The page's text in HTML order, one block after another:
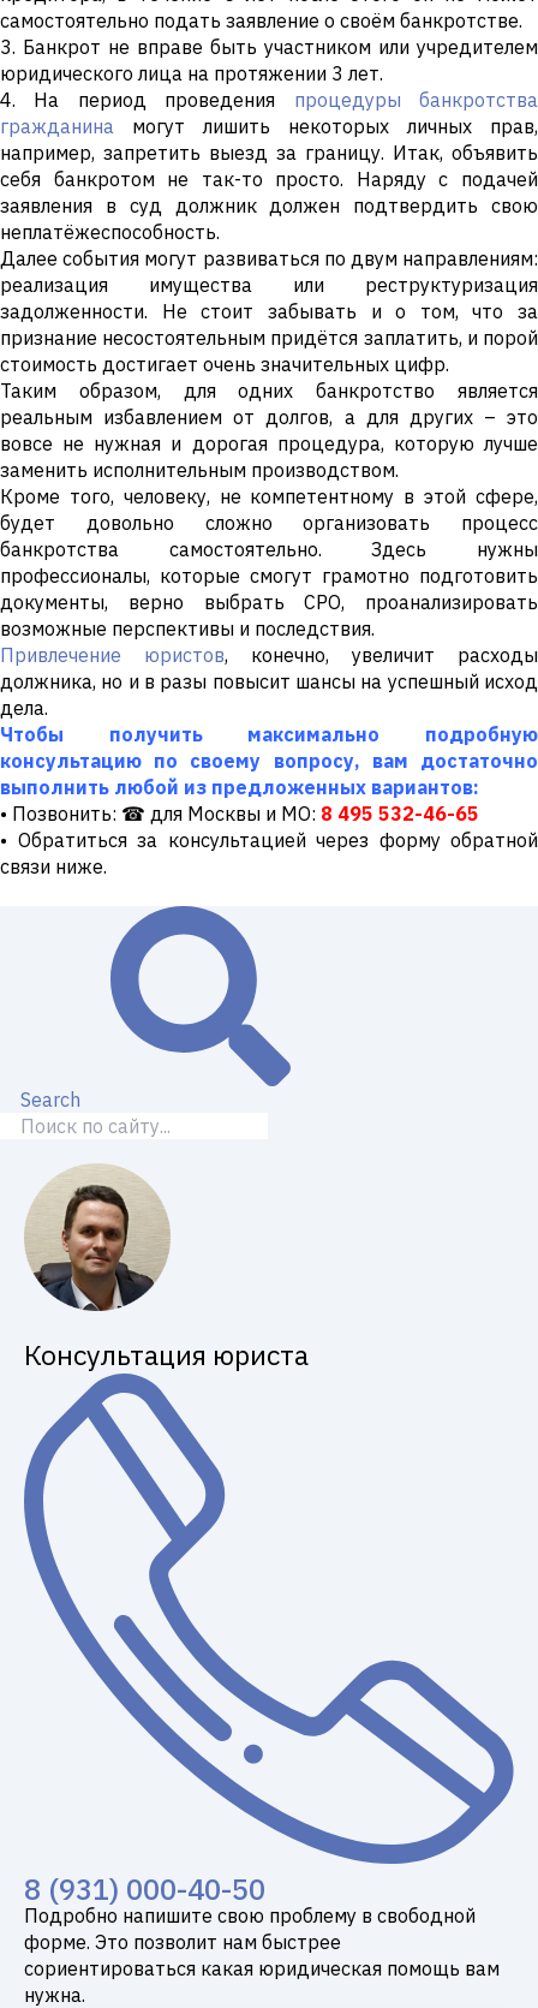
самостоятельно подать заявление о своём банкротстве.
3. Банкрот не вправе быть участником или учредителем
юридического лица на протяжении 3 лет.
4. На период проведения процедуры банкротства
гражданина могут лишить некоторых личных прав,
например, запретить выезд за границу. Итак, объявить
себя банкротом не так-то просто. Наряду с подачей
заявления в суд должник должен подтвердить свою
неплатёжеспособность.
Далее события могут развиваться по двум направлениям:
реализация имущества или реструктуризация
задолженности. Не стоит забывать и о том, что за
признание несостоятельным придётся заплатить, и порой
стоимость достигает очень значительных цифр.
Таким образом, для одних банкротство является
реальным избавлением от долгов, а для других – это
вовсе не нужная и дорогая процедура, которую лучше
заменить исполнительным производством.
Кроме того, человеку, не компетентному в этой сфере,
будет довольно сложно организовать процесс
банкротства самостоятельно. Здесь нужны
профессионалы, которые смогут грамотно подготовить
документы, верно выбрать СРО, проанализировать
возможные перспективы и последствия.
Привлечение юристов, конечно, увеличит расходы
должника, но и в разы повысит шансы на успешный исход
дела.
Чтобы получить максимально подробную
консультацию по своему вопросу, вам достаточно
выполнить любой из предложенных вариантов:
• Позвонить: ☎ для Москвы и МО: 8 495 532-46-65
• Обратиться за консультацией через форму обратной
связи ниже.
Search
Консультация юриста
8 (931) 000-40-50
Подробно напишите свою проблему в свободной
форме. Это позволит нам быстрее
сориентироваться какая юридическая помощь вам
нужна.